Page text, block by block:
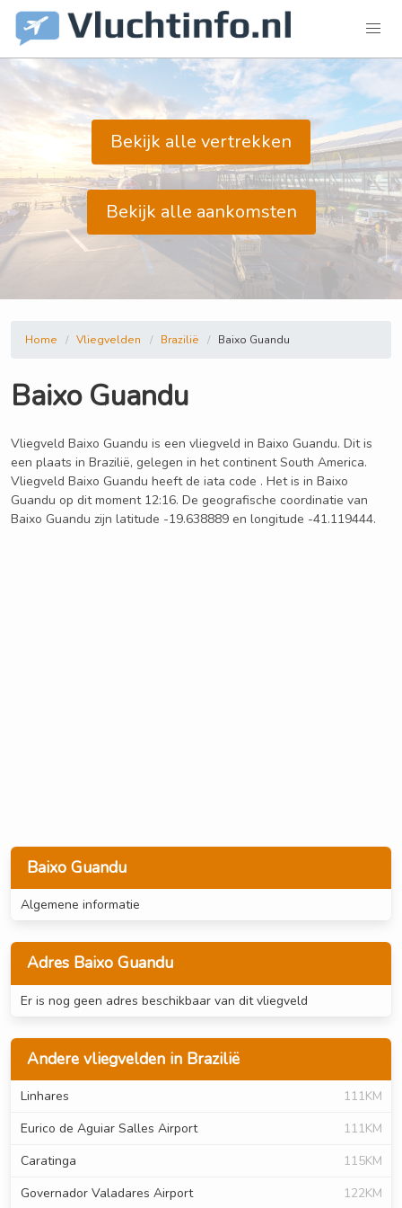
Bekijk alle vertrekken
Bekijk alle aankomsten
Baixo Guandu
Algemene informatie
Adres Baixo Guandu
Er is nog geen adres beschikbaar van dit vliegveld
Andere vliegvelden in Brazilië
Linhares
111KM
Eurico de Aguiar Salles Airport
111KM
Caratinga
115KM
Governador Valadares Airport
122KM
Home Vliegvelden Brazilië Baixo Guandu
Baixo Guandu
Vliegveld Baixo Guandu is een vliegveld in Baixo Guandu. Dit is
een plaats in Brazilië, gelegen in het continent South America.
Vliegveld Baixo Guandu heeft de iata code . Het is in Baixo
Guandu op dit moment 12:16. De geografische coordinatie van
Baixo Guandu zijn latitude -19.638889 en longitude -41.119444.